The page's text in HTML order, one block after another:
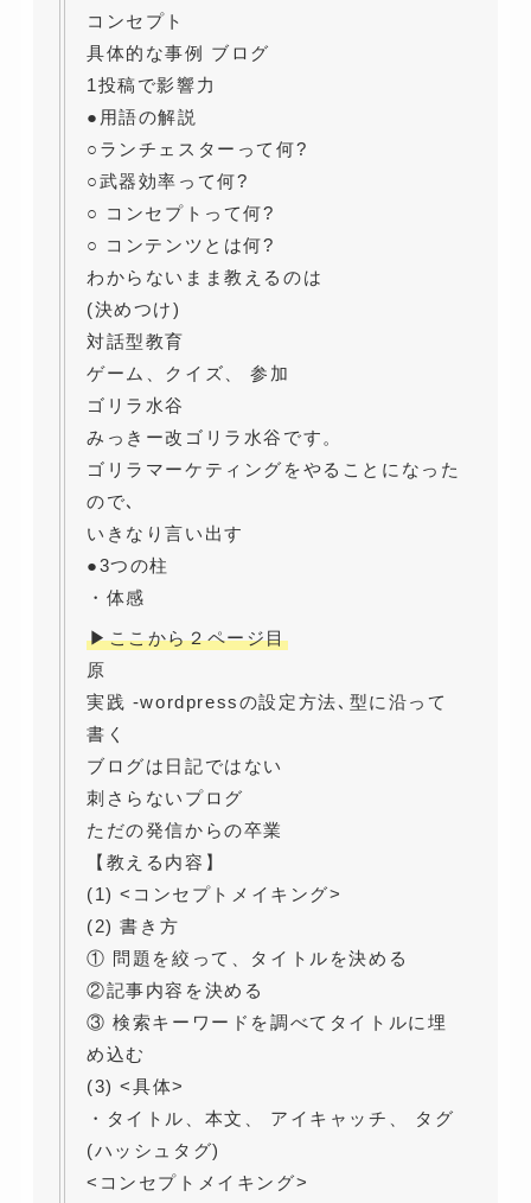
コンセプト
具体的な事例 ブログ
1投稿で影響力
●用語の解説
○ランチェスターって何?
○武器効率って何?
○ コンセプトって何?
○ コンテンツとは何?
わからないまま教えるのは
(決めつけ)
対話型教育
ゲーム、クイズ、 参加
ゴリラ水谷
みっきー改ゴリラ水谷です。
ゴリラマーケティングをやることになった
ので､
いきなり言い出す
●3つの柱
・体感
▶ここから２ページ目
原
実践 -wordpressの設定方法､型に沿って
書く
ブログは日記ではない
刺さらないプログ
ただの発信からの卒業
【教える内容】
(1) <コンセプトメイキング>
(2) 書き方
① 問題を絞って、タイトルを決める
②記事内容を決める
③ 検索キーワードを調べてタイトルに埋
め込む
(3) <具体>
・タイトル、本文、 アイキャッチ、 タグ
(ハッシュタグ)
<コンセプトメイキング>